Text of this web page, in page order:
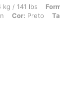
do corpo:
kg / 141 lbs
Cor: Preto